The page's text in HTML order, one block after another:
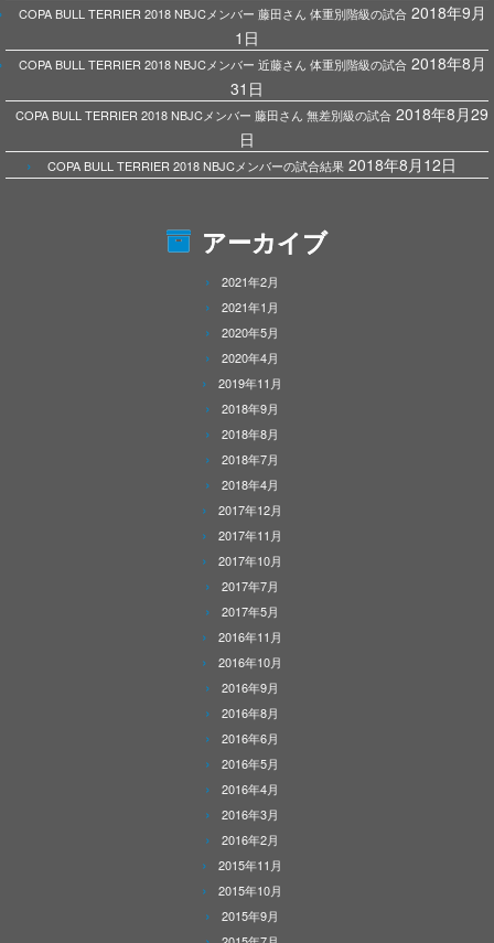
COPA BULL TERRIER 2018 NBJCメンバー 藤田さん 体重別階級の試合 2018年9月
1日
COPA BULL TERRIER 2018 NBJCメンバー 近藤さん 体重別階級の試合 2018年8月
31日
COPA BULL TERRIER 2018 NBJCメンバー 藤田さん 無差別級の試合 2018年8月29
日
COPA BULL TERRIER 2018 NBJCメンバーの試合結果 2018年8月12日
アーカイブ
2021年2月
2021年1月
2020年5月
2020年4月
2019年11月
2018年9月
2018年8月
2018年7月
2018年4月
2017年12月
2017年11月
2017年10月
2017年7月
2017年5月
2016年11月
2016年10月
2016年9月
2016年8月
2016年6月
2016年5月
2016年4月
2016年3月
2016年2月
2015年11月
2015年10月
2015年9月